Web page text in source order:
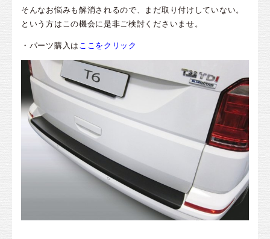
そんなお悩みも解消されるので、まだ取り付けしていない。
という方はこの機会に是非ご検討くださいませ。
・パーツ購入は ここをクリック